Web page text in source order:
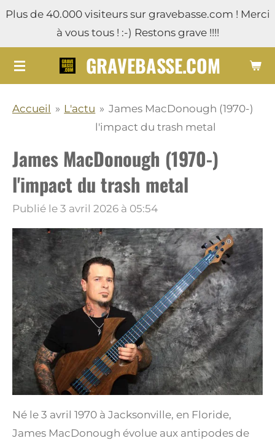
Passer
contenu
principal
GRAVEBASSE.COM
Plus de 40.000 visiteurs sur gravebasse.com ! Merci
à vous tous ! :-) Restons grave !!!!
Accueil » L'actu » James MacDonough (1970-)
l'impact du trash metal
James MacDonough (1970-)
l'impact du trash metal
Publié le 3 avril 2026 à 05:54
Né le 3 avril 1970 à Jacksonville, en Floride,
James MacDonough évolue aux antipodes de